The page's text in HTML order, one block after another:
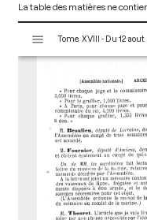
La table des matières ne
s
Tome XVIII - Du 12